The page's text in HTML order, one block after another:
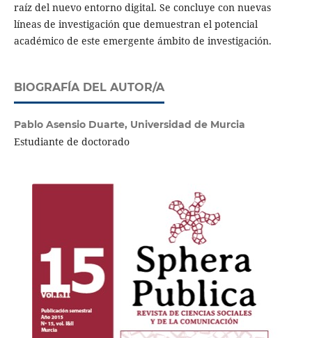
raíz del nuevo entorno digital. Se concluye con nuevas
líneas de investigación que demuestran el potencial
académico de este emergente ámbito de investigación.
BIOGRAFÍA DEL AUTOR/A
Pablo Asensio Duarte, Universidad de Murcia
Estudiante de doctorado